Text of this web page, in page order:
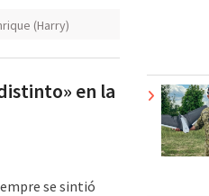
(Harry)
en la
se sintió